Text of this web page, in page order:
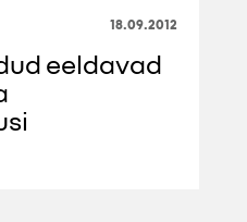
18.09.2012
eeldavad